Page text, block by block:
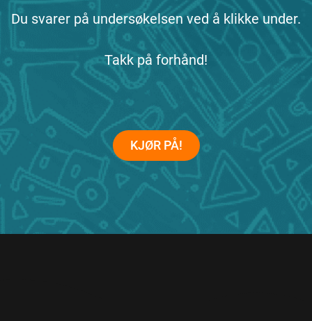
Du svarer på undersøkelsen ved å klikke under.
Takk på forhånd!
KJØR PÅ!